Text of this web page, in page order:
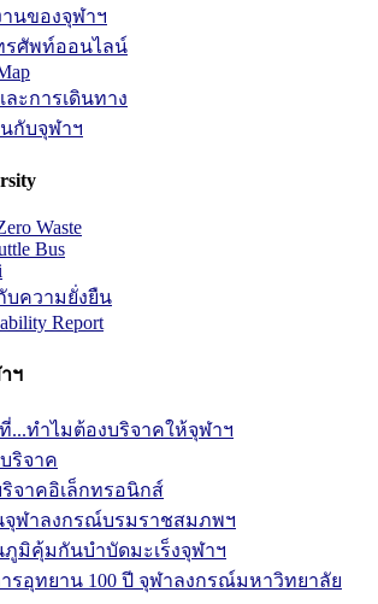
นของจุฬาฯ
รศัพท์ออนไลน์
ะการเดินทาง
กับจุฬาฯ
Waste
Bus
บความยั่งยืน
Report
ฯ
...ทำไมต้องบริจาคให้จุฬาฯ
ริจาค
จาคอิเล็กทรอนิกส์
จุฬาลงกรณ์บรมราชสมภพฯ
มิคุ้มกันบำบัดมะเร็งจุฬาฯ
รอุทยาน 100 ปี จุฬาลงกรณ์มหาวิทยาลัย